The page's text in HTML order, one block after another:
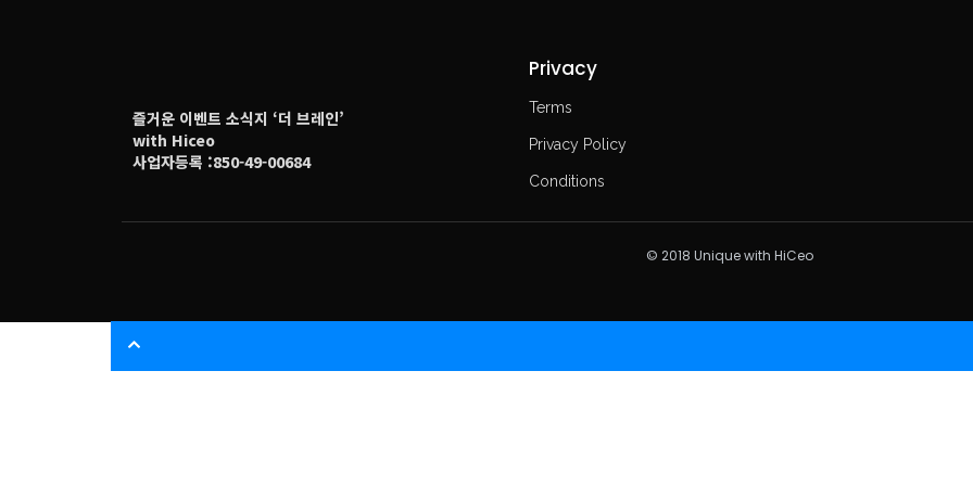
즐거운 이벤트 소식지 ‘더 브레인’
with Hiceo
사업자등록 :850-49-00684
Privacy
Terms
Privacy Policy
Conditions
© 2018 Unique with HiCeo